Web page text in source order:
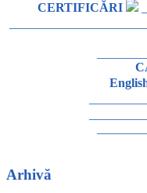
CERTIFICĂRI
Arhivă